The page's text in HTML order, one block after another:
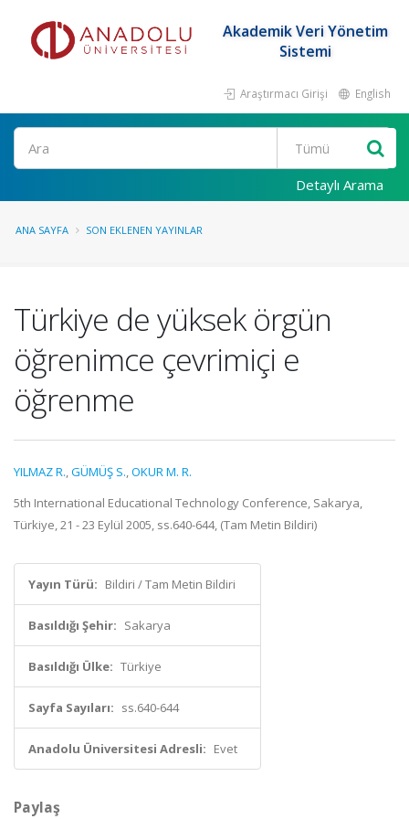
Akademik Veri Yönetim
Sistemi
Araştırmacı Girişi English
Ara
Detaylı Arama
ANA SAYFA SON EKLENEN YAYINLAR
Türkiye de yüksek örgün
öğrenimce çevrimiçi e
öğrenme
YILMAZ R.,GÜMÜŞ S.,OKUR M. R.
5th International Educational Technology Conference, Sakarya,
Türkiye, 21 - 23 Eylül 2005, ss.640-644, (Tam Metin Bildiri)
Yayın Türü: Bildiri / Tam Metin Bildiri
Basıldığı Şehir: Sakarya
Basıldığı Ülke: Türkiye
Sayfa Sayıları: ss.640-644
Anadolu Üniversitesi Adresli: Evet
Paylaş